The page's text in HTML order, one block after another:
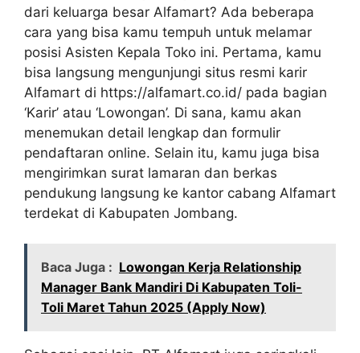
dari keluarga besar Alfamart? Ada beberapa
cara yang bisa kamu tempuh untuk melamar
posisi Asisten Kepala Toko ini. Pertama, kamu
bisa langsung mengunjungi situs resmi karir
Alfamart di https://alfamart.co.id/ pada bagian
‘Karir’ atau ‘Lowongan’. Di sana, kamu akan
menemukan detail lengkap dan formulir
pendaftaran online. Selain itu, kamu juga bisa
mengirimkan surat lamaran dan berkas
pendukung langsung ke kantor cabang Alfamart
terdekat di Kabupaten Jombang.
Baca Juga : Lowongan Kerja Relationship
Manager Bank Mandiri Di Kabupaten Toli-
Toli Maret Tahun 2025 (Apply Now)